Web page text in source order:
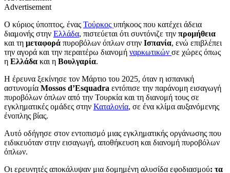
Advertisement
Ο κύριος ύποπτος, ένας Τούρκος υπήκοος που κατέχει άδεια
διαμονής στην Ελλάδα, πιστεύεται ότι συντόνιζε την προμήθεια
και τη μεταφορά πυροβόλων όπλων στην Ισπανία, ενώ επιβλέπει
την αγορά και την περαιτέρω διανομή ναρκωτικών σε χώρες όπως
η Ελλάδα και η Βουλγαρία.
Η έρευνα ξεκίνησε τον Μάρτιο του 2025, όταν η ισπανική
αστυνομία Mossos d’Esquadra εντόπισε την παράνομη εισαγωγή
πυροβόλων όπλων από την Τουρκία και τη διανομή τους σε
εγκληματικές ομάδες στην Καταλονία, σε ένα κλίμα αυξανόμενης
ένοπλης βίας.
Αυτό οδήγησε στον εντοπισμό μιας εγκληματικής οργάνωσης που
ειδικευόταν στην εισαγωγή, αποθήκευση και διανομή πυροβόλων
όπλων.
Οι ερευνητές αποκάλυψαν μια δομημένη αλυσίδα εφοδιασμού: τα